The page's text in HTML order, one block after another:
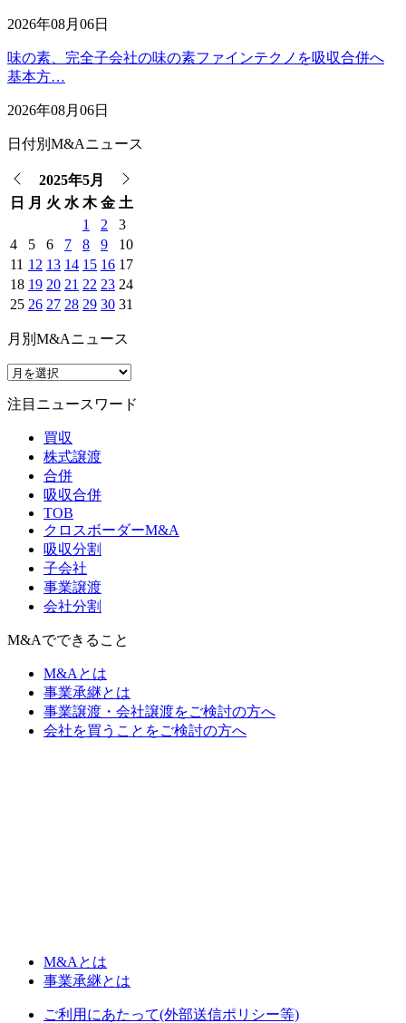
2026年08月06日
味の素、完全子会社の味の素ファインテクノを吸収合併へ
基本方…
2026年08月06日
日付別M&Aニュース
2025年5月
日 月 火 水 木 金 土
1
2
3
4
5 6 7 8 9
10
11 12 13 14 15 16 17
18 19 20 21 22 23 24
25 26 27 28 29 30 31
月別M&Aニュース
注目ニュースワード
買収
株式譲渡
合併
吸収合併
TOB
クロスボーダーM&A
吸収分割
子会社
事業譲渡
会社分割
M&Aでできること
M&Aとは
事業承継とは
事業譲渡・会社譲渡をご検討の方へ
会社を買うことをご検討の方へ
M&Aとは
事業承継とは
ご利用にあたって(外部送信ポリシー等)